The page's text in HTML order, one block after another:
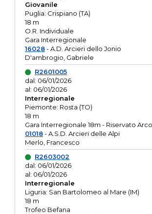
Giovanile
Puglia: Crispiano (TA)
18 m
O.R. Individuale
Gara Interregionale
16028- A.D. Arcieri dello Jonio
D'ambrogio, Gabriele
R2601005
dal: 06/01/2026
al: 06/01/2026
Interregionale
Piemonte: Rosta (TO)
18 m
Gara Interregionale 18m - Riservato
01018- A.S.D. Arcieri delle Alpi
Merlo, Francesco
R2603002
dal: 06/01/2026
al: 06/01/2026
Interregionale
Liguria: San Bartolomeo al Mare (IM)
18 m
Trofeo Befana